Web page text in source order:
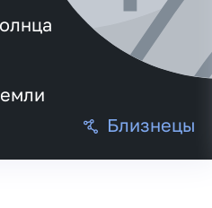
Близнецы